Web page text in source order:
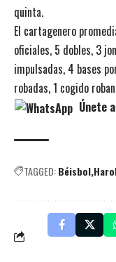
quinta.
El cartagenero
oficiales, 5 dobles, 3
impulsadas, 4 bases
robadas, 1 cogido
Únete
TAGGED:Béisbol